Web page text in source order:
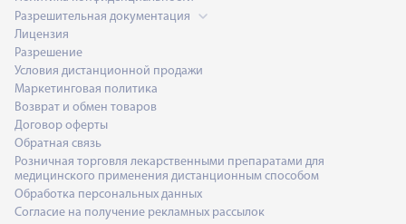
Разрешительная документация
Лицензия
Разрешение
Условия дистанционной продажи
Маркетинговая политика
Возврат и обмен товаров
Договор оферты
Обратная связь
Розничная торговля лекарственными препаратами для
медицинского применения дистанционным способом
Обработка персональных данных
Согласие на получение рекламных рассылок